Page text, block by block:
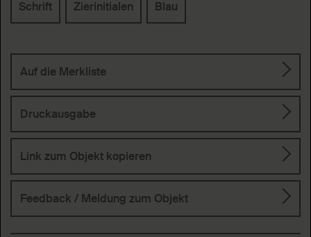
Schrift Zierinitialen Blau
Auf die Merkliste
Druckausgabe
Link zum Objekt kopieren
Feedback / Meldung zum Objekt